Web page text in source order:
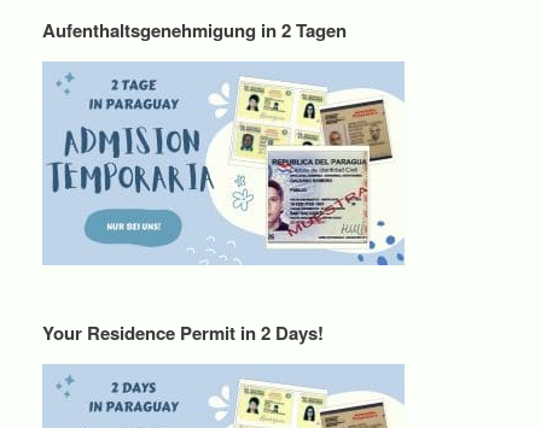
Aufenthaltsgenehmigung in 2 Tagen
Your Residence Permit in 2 Days!